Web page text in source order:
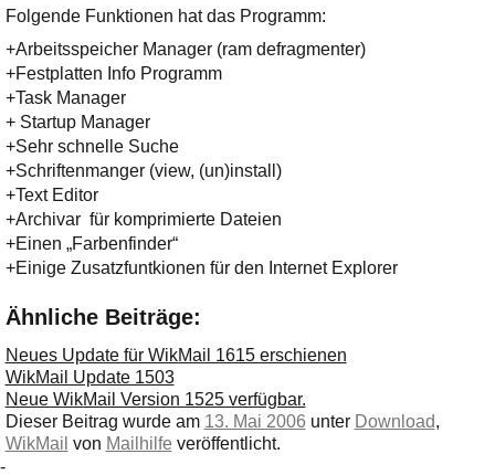
Folgende Funktionen hat das Programm:
+Arbeitsspeicher Manager (ram defragmenter)
+Festplatten Info Programm
+Task Manager
+ Startup Manager
+Sehr schnelle Suche
+Schriftenmanger (view, (un)install)
+Text Editor
+Archivar für komprimierte Dateien
+Einen „Farbenfinder“
+Einige Zusatzfuntkionen für den Internet Explorer
Ähnliche Beiträge:
Neues Update für WikMail 1615 erschienen
WikMail Update 1503
Neue WikMail Version 1525 verfügbar.
Dieser Beitrag wurde am 13. Mai 2006 unter Download,
WikMail von Mailhilfe veröffentlicht.
-